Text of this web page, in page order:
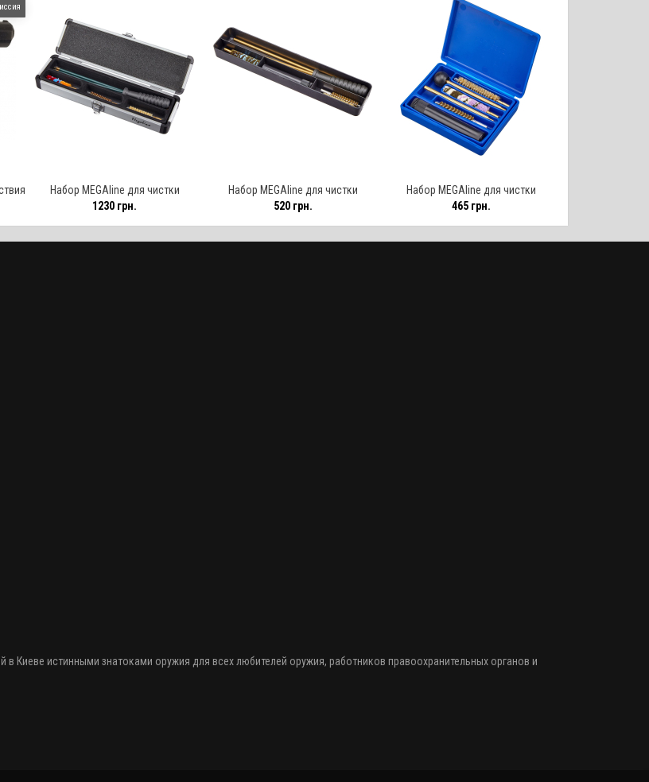
Набор MEGAline для чистки
пистолетов кал. 9 мм. Сталь в
оплётке. 1/8
1230 грн.
Набор MEGAline для чистки
пистолетов кал. 9 мм. Латунь. 1/8
520 грн.
Набор MEGAline для чистки
пистолетов кал. 9 мм. Латунь. 1/8
465 грн.
в Киеве истинными знатоками оружия для всех любителей оружия, работников правоохранительных органов и